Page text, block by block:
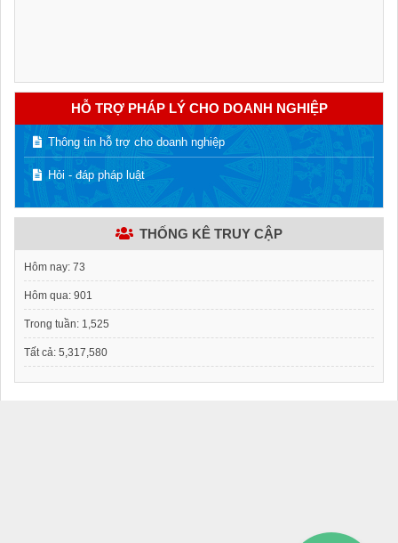
HỖ TRỢ PHÁP LÝ CHO DOANH NGHIỆP
Thông tin hỗ trợ cho doanh nghiệp
Hỏi - đáp pháp luật
THỐNG KÊ TRUY CẬP
Hôm nay: 73
Hôm qua: 901
Trong tuần: 1,525
Tất cả: 5,317,580